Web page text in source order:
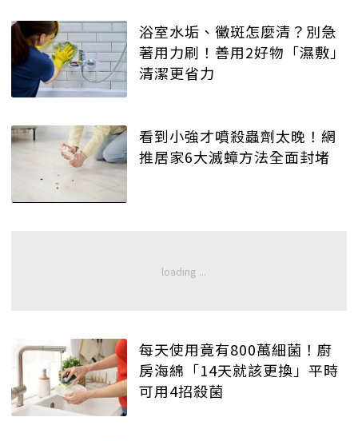
浴室水垢、黴斑怎麼清？別急
著用力刷！善用2好物「濕敷」
清潔更省力
看到小強才噴殺蟲劑太晚！網
推居家6大滅蟑方法全面封堵
每天使用竟有800萬細菌！廚
房海綿「14天就該更換」平時
可用4招殺菌